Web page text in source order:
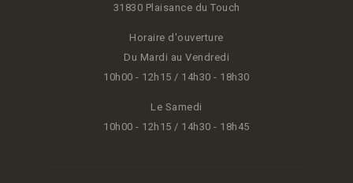
31830 Plaisance du Touch
Horaire d'ouverture
Du Mardi au Vendredi
10h00 - 12h15 / 14h30 - 18h30
Le Samedi
10h00 - 12h15 / 14h30 - 18h45